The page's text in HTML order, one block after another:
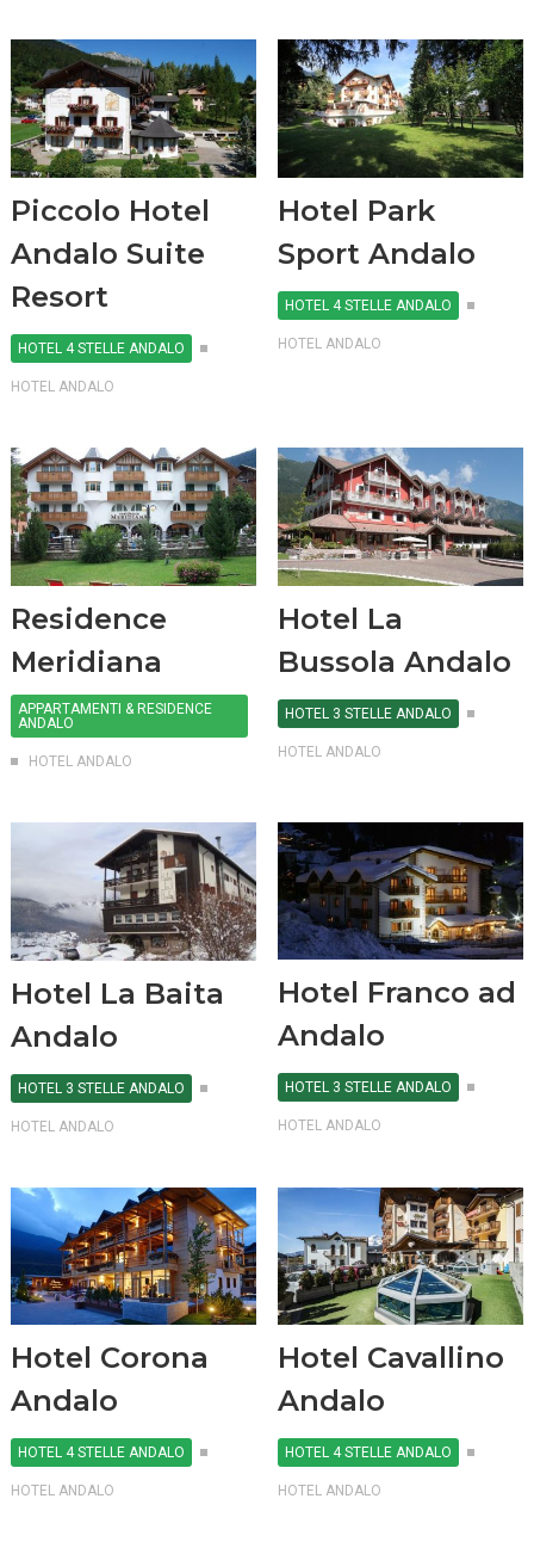
Piccolo Hotel
Andalo Suite
Resort
HOTEL 4 STELLE ANDALO
HOTEL ANDALO
Hotel Park
Sport Andalo
HOTEL 4 STELLE ANDALO
HOTEL ANDALO
Residence
Meridiana
APPARTAMENTI & RESIDENCE
ANDALO
HOTEL ANDALO
Hotel La
Bussola Andalo
HOTEL 3 STELLE ANDALO
HOTEL ANDALO
Hotel La Baita
Andalo
HOTEL 3 STELLE ANDALO
HOTEL ANDALO
Hotel Franco ad
Andalo
HOTEL 3 STELLE ANDALO
HOTEL ANDALO
Hotel Corona
Andalo
HOTEL 4 STELLE ANDALO
HOTEL ANDALO
Hotel Cavallino
Andalo
HOTEL 4 STELLE ANDALO
HOTEL ANDALO